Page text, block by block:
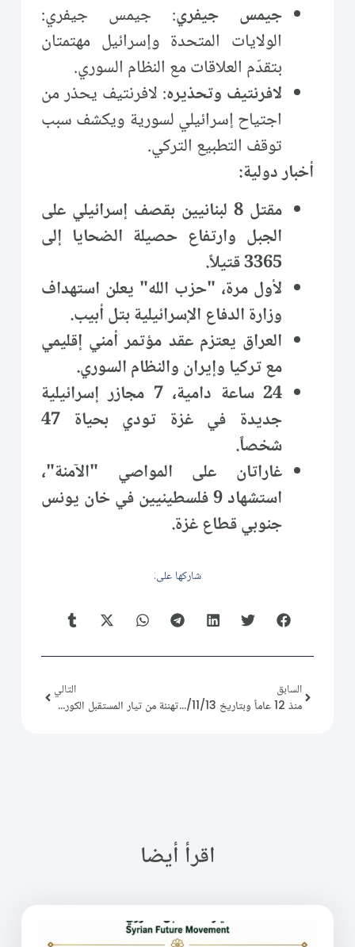
جيمس جيفري: جيمس جيفري:
الولايات المتحدة وإسرائيل مهتمتان
بتقدّم العلاقات مع النظام السوري.
لافرنتيف وتحذيره: لافرنتيف يحذر من
اجتياح إسرائيلي لسورية ويكشف سبب
توقف التطبيع التركي.
أخبار دولية:
مقتل 8 لبنانيين بقصف إسرائيلي على
الجبل وارتفاع حصيلة الضحايا إلى
3365 قتيلاً.
لأول مرة، "حزب الله" يعلن استهداف
وزارة الدفاع الإسرائيلية بتل أبيب.
العراق يعتزم عقد مؤتمر أمني إقليمي
مع تركيا وإيران والنظام السوري.
24 ساعة دامية، 7 مجازر إسرائيلية
جديدة في غزة تودي بحياة 47
شخصاً.
غاراتان على المواصي "الآمنة"،
استشهاد 9 فلسطينيين في خان يونس
جنوبي قطاع غزة.
شاركها على:
السابق
منذ 12 عاماً وبتاريخ 2013/11/13 الساعة 03:54:18 مساءً
التالي
تهنئة من تيار المستقبل الكوردي في سوريا لـِ تيار المستقبل السوري
اقرأ أيضا